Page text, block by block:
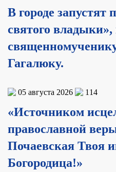
В городе запустят
святого
Гагалюку.
05 августа 2026 114
«Источником
православной
Почаевская Твоя
Богородица!»